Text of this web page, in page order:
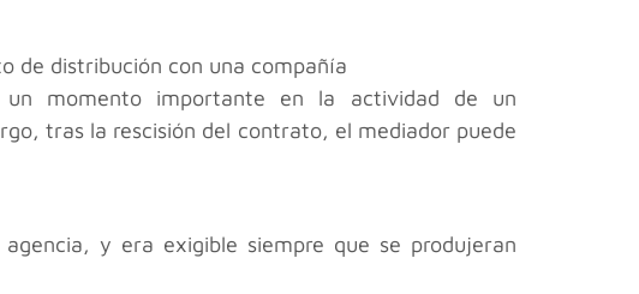
de distribución con una compañía
un momento importante en la actividad de un
tras la rescisión del contrato, el mediador puede
y era exigible siempre que se produjeran